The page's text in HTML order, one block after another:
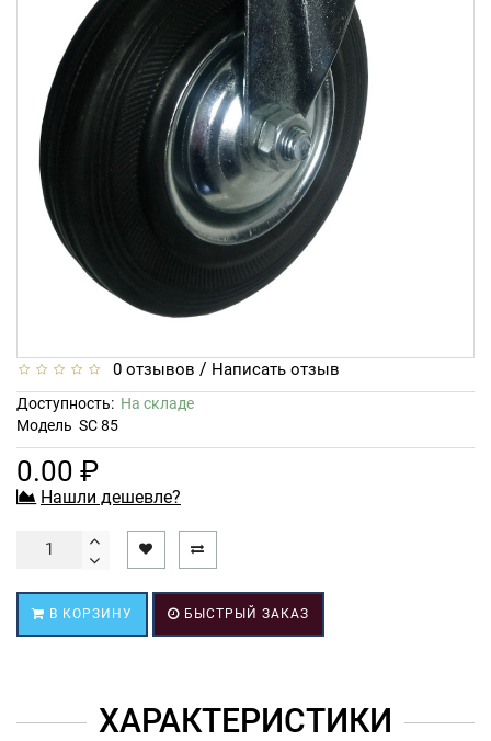
0 отзывов / Написать отзыв
Доступность: На складе
Модель SC 85
0.00 ₽
Нашли дешевле?
В КОРЗИНУ БЫСТРЫЙ ЗАКАЗ
ХАРАКТЕРИСТИКИ